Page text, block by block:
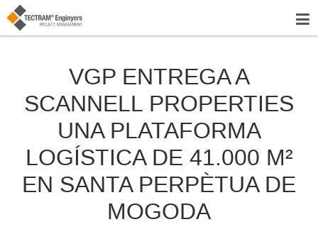
VGP ENTREGA A
SCANNELL PROPERTIES
UNA PLATAFORMA
LOGÍSTICA DE 41.000 M²
EN SANTA PERPÈTUA DE
MOGODA